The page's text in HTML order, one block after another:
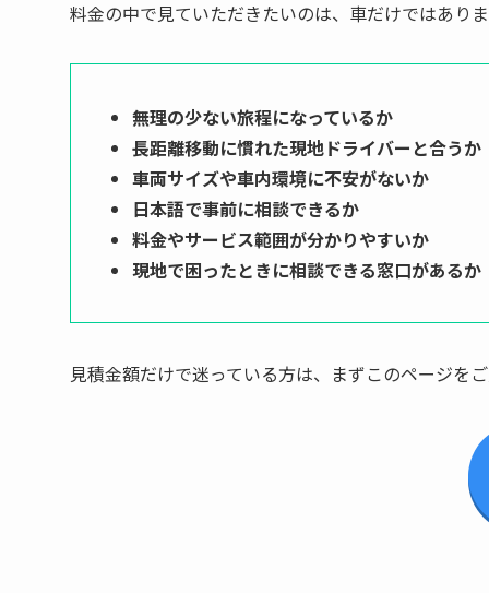
料金の中で見ていただきたいのは、車だけではあり
無理の少ない旅程になっているか
長距離移動に慣れた現地ドライバーと合うか
車両サイズや車内環境に不安がないか
日本語で事前に相談できるか
料金やサービス範囲が分かりやすいか
現地で困ったときに相談できる窓口があるか
見積金額だけで迷っている方は、まずこのページを